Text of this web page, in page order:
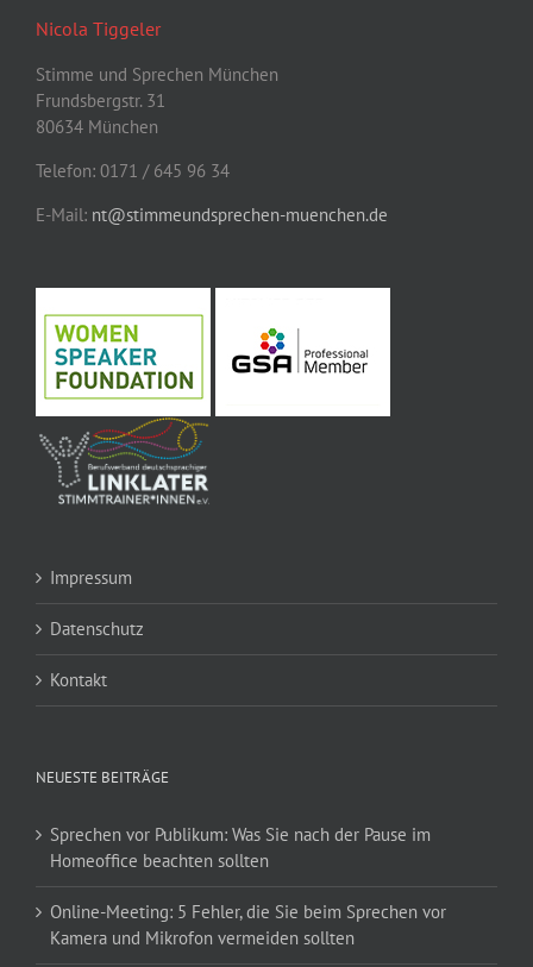
Nicola Tiggeler
Stimme und Sprechen München
Frundsbergstr. 31
80634 München
Telefon: 0171 / 645 96 34
E-Mail: nt@stimmeundsprechen-muenchen.de
Impressum
Datenschutz
Kontakt
NEUESTE BEITRÄGE
Sprechen vor Publikum: Was Sie nach der Pause im
Homeoffice beachten sollten
Online-Meeting: 5 Fehler, die Sie beim Sprechen vor
Kamera und Mikrofon vermeiden sollten